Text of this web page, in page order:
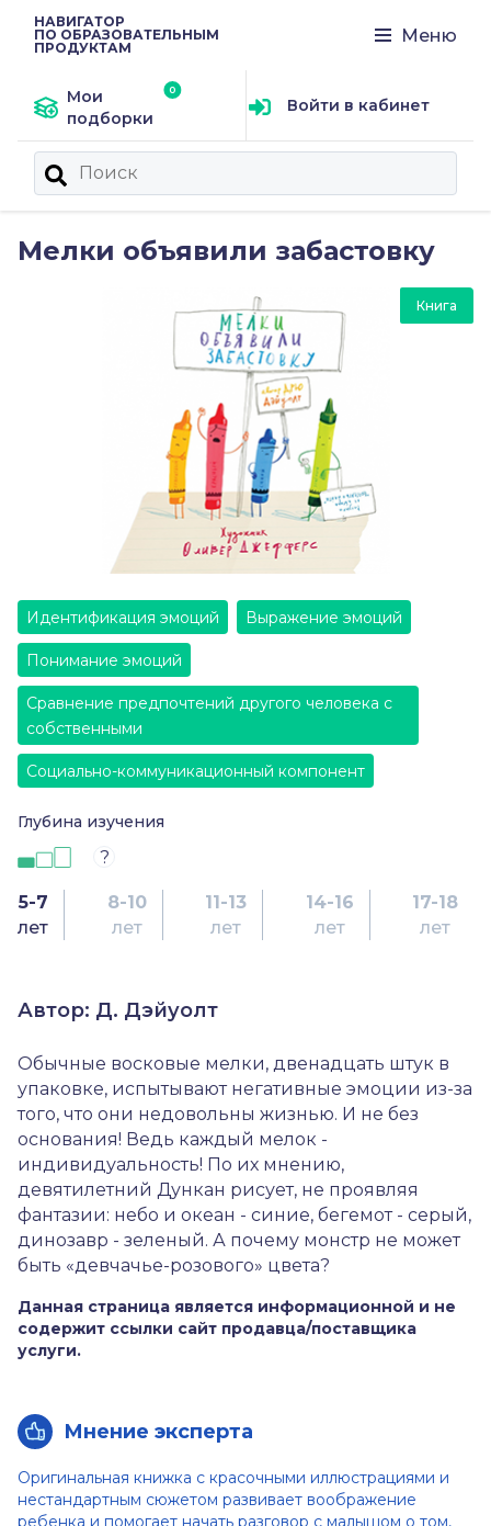
НАВИГАТОР
ПО ОБРАЗОВАТЕЛЬНЫМ
ПРОДУКТАМ
Меню
Мои
подборки
Войти в кабинет
Мелки объявили забастовку
Книга
Идентификация эмоций Выражение эмоций
Понимание эмоций
Сравнение предпочтений другого человека с
собственными
Социально-коммуникационный компонент
Глубина изучения
?
5-7
лет
8-10
лет
11-13
лет
14-16
лет
17-18
лет
Автор: Д. Дэйуолт
Обычные восковые мелки, двенадцать штук в
упаковке, испытывают негативные эмоции из-за
того, что они недовольны жизнью. И не без
основания! Ведь каждый мелок -
индивидуальность! По их мнению,
девятилетний Дункан рисует, не проявляя
фантазии: небо и океан - синие, бегемот - серый,
динозавр - зеленый. А почему монстр не может
быть «девчачье-розового» цвета?
Данная страница является информационной и не
содержит ссылки сайт продавца/поставщика
услуги.
Мнение эксперта
Оригинальная книжка с красочными иллюстрациями и
нестандартным сюжетом развивает воображение
ребенка и помогает начать разговор с малышом о том,